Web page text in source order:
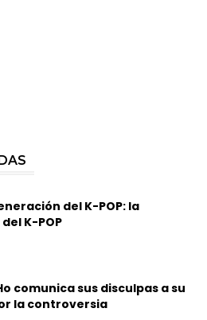
del K-POP: la
K-POP
comunica sus disculpas a su
la controversia